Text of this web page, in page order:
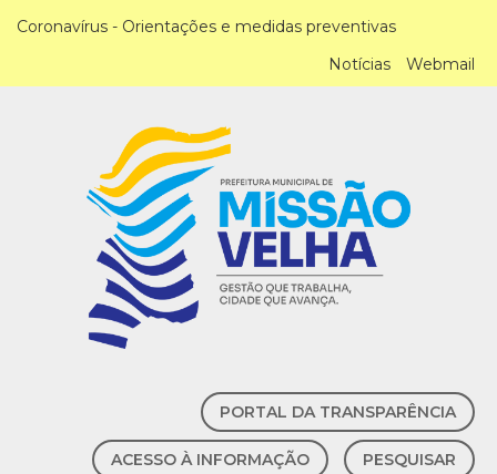
Coronavírus - Orientações e medidas preventivas
Notícias
Webmail
PORTAL DA TRANSPARÊNCIA
ACESSO À INFORMAÇÃO PESQUISAR